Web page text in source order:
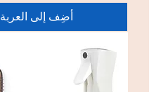
أضِف إلى العربة